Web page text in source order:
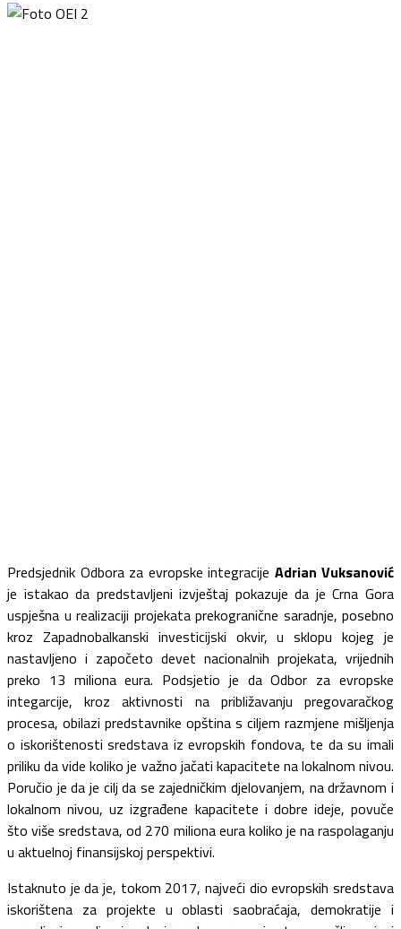
Predsjednik Odbora za evropske integracije Adrian Vuksanović
je istakao da predstavljeni izvještaj pokazuje da je Crna Gora
uspješna u realizaciji projekata prekogranične saradnje, posebno
kroz Zapadnobalkanski investicijski okvir, u sklopu kojeg je
nastavljeno i započeto devet nacionalnih projekata, vrijednih
preko 13 miliona eura. Podsjetio je da Odbor za evropske
integarcije, kroz aktivnosti na približavanju pregovaračkog
procesa, obilazi predstavnike opština s ciljem razmjene mišljenja
o iskorištenosti sredstava iz evropskih fondova, te da su imali
priliku da vide koliko je važno jačati kapacitete na lokalnom nivou.
Poručio je da je cilj da se zajedničkim djelovanjem, na državnom i
lokalnom nivou, uz izgrađene kapacitete i dobre ideje, povuče
što više sredstava, od 270 miliona eura koliko je na raspolaganju
u aktuelnoj finansijskoj perspektivi.
Istaknuto je da je, tokom 2017, najveći dio evropskih sredstava
iskorištena za projekte u oblasti saobraćaja, demokratije i